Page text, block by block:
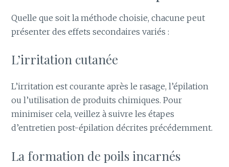
Quelle que soit la méthode choisie, chacune peut
présenter des effets secondaires variés :
L’irritation cutanée
L’irritation est courante après le rasage, l’épilation
ou l’utilisation de produits chimiques. Pour
minimiser cela, veillez à suivre les étapes
d’entretien post-épilation décrites précédemment.
La formation de poils incarnés